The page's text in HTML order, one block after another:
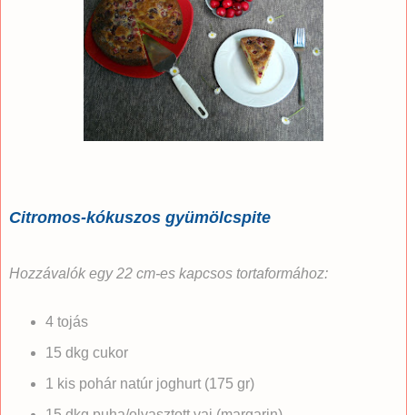
Citromos-kókuszos gyümölcspite
Hozzávalók egy 22 cm-es kapcsos tortaformához:
4 tojás
15 dkg cukor
1 kis pohár natúr joghurt (175 gr)